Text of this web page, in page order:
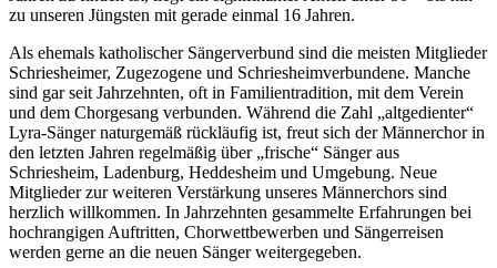
zu unseren Jüngsten mit gerade einmal 16 Jahren.
Als ehemals katholischer Sängerverbund sind die meisten Mitglieder
Schriesheimer, Zugezogene und Schriesheimverbundene. Manche
sind gar seit Jahrzehnten, oft in Familientradition, mit dem Verein
und dem Chorgesang verbunden. Während die Zahl „altgedienter“
Lyra-Sänger naturgemäß rückläufig ist, freut sich der Männerchor in
den letzten Jahren regelmäßig über „frische“ Sänger aus
Schriesheim, Ladenburg, Heddesheim und Umgebung. Neue
Mitglieder zur weiteren Verstärkung unseres Männerchors sind
herzlich willkommen. In Jahrzehnten gesammelte Erfahrungen bei
hochrangigen Auftritten, Chorwettbewerben und Sängerreisen
werden gerne an die neuen Sänger weitergegeben.